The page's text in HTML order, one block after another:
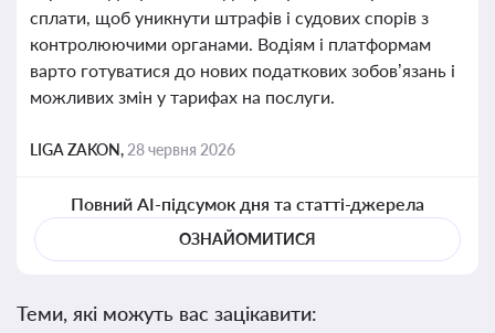
сплати, щоб уникнути штрафів і судових спорів з
контролюючими органами. Водіям і платформам
варто готуватися до нових податкових зобов’язань і
можливих змін у тарифах на послуги.
LIGA ZAKON, 28 червня 2026
Повний AI-підсумок дня та статті-джерела
ОЗНАЙОМИТИСЯ
Теми, які можуть вас зацікавити: